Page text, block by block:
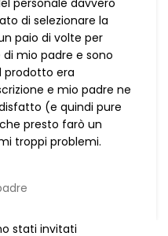
personale davvero
di selezionare la
paio di volte per
mio padre e sono
prodotto era
e mio padre ne
(e quindi pure
presto farò un
troppi problemi.
stati invitati